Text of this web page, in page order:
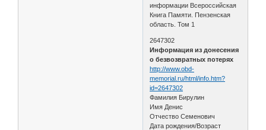
информации Всероссийская
Книга Памяти. Пензенская
область. Том 1
2647302
Информация из донесения
о безвозвратных потерях
http://www.obd-
memorial.ru/html/info.htm?
id=2647302
Фамилия Бирулин
Имя Денис
Отчество Семенович
Дата рождения/Возраст